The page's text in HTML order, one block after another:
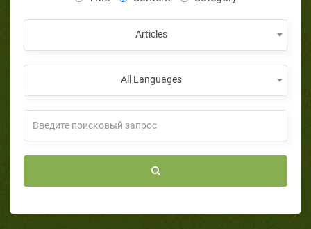
Articles
All Languages